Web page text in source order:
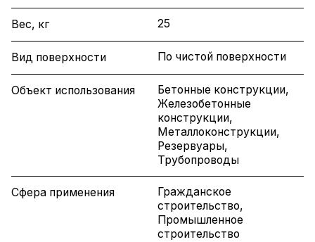
Вес, кг 25
Вид поверхности По чистой поверхности
Объект использования
Бетонные конструкции,
Железобетонные
конструкции,
Металлоконструкции,
Резервуары,
Трубопроводы
Сфера применения
Гражданское
строительство,
Промышленное
строительство